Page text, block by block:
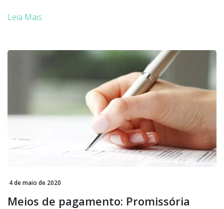
Leia Mais
4 de maio de 2020
Meios de pagamento: Promissória